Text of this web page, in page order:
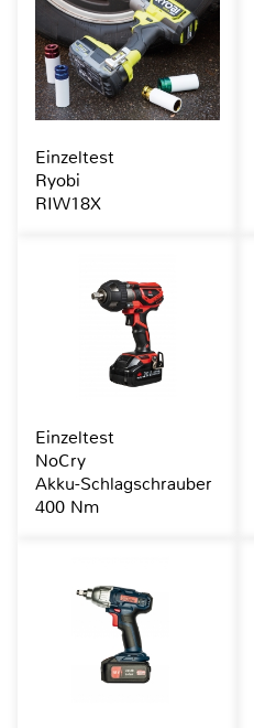
Einzeltest
Ryobi
RIW18X
Einzeltest
NoCry
Akku-Schlagschrauber
400 Nm